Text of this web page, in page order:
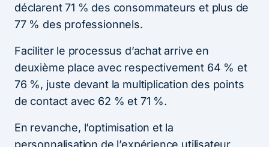
déclarent 71 % des consommateurs et plus de
77 % des professionnels.
Faciliter le processus d’achat arrive en
deuxième place avec respectivement 64 % et
76 %, juste devant la multiplication des points
de contact avec 62 % et 71 %.
En revanche, l’optimisation et la
personnalisation de l’expérience utilisateur